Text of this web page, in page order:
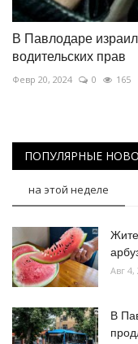
В Павлодаре
водительских прав
Февр 20, 2024 0 165
ПОПУЛЯРНЫЕ
на этой неделе
Авг 4,
В